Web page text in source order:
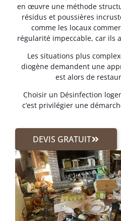
en œuvre une méthode
résidus et poussières
comme les locaux
régularité impeccable, car ils
Les situations plus
diogène demandent une
est alors de
Choisir un Désinfection
c’est privilégier une
DEVIS GRATUIT